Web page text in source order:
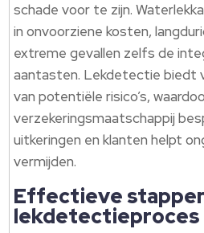
schade voor te zijn.
in onvoorziene kosten,
extreme gevallen zelfs de
aantasten. Lekdetectie biedt
van potentiële risico’s,
verzekeringsmaatschappij
uitkeringen en klanten helpt
vermijden.
Effectieve
lekdetectieproces